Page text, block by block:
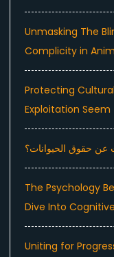
Unmasking The
Complicity in
Protecting
Exploitation Seem
عن حقوق الحيوانات؟
The Psychology
Dive Into
Uniting for